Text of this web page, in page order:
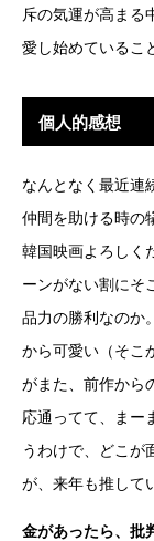
斥の気運が高まる
愛し始めているこ
個人的感想
なんとなく最近連
仲間を助ける時の
韓国映画よろしく
ーンがない割にそ
品力の勝利なのか
から可愛い（そこ
がまた、前作から
応通ってて、まー
うわけで、どこが
が、来年も推して
金があったら、批